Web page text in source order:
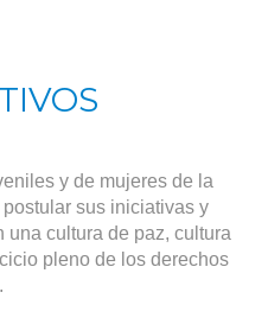
y de mujeres de la
sus iniciativas y
cultura de paz, cultura
pleno de los derechos